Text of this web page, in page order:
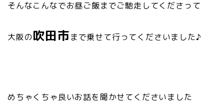
そんなこんなでお昼ご飯までご馳走してくださって
大阪の吹田市まで乗せて行ってくださいました♪
めちゃくちゃ良いお話を聞かせてくださいました